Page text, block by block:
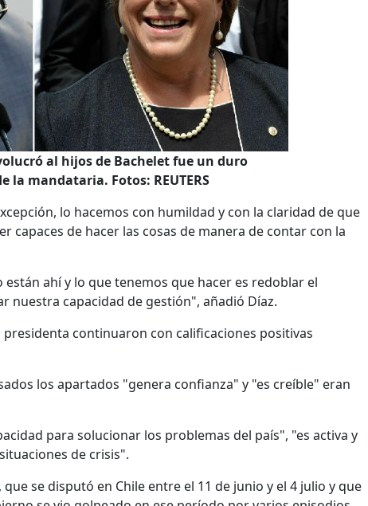
al hijos de Bachelet fue un duro
la mandataria. Fotos: REUTERS
lo hacemos con humildad y con la claridad de que
de hacer las cosas de manera de contar con la
ahí y lo que tenemos que hacer es redoblar el
nuestra capacidad de gestión", añadió Díaz.
continuaron con calificaciones positivas
los apartados "genera confianza" y "es creíble" eran
para solucionar los problemas del país", "es activa y
de crisis".
se disputó en Chile entre el 11 de junio y el 4 julio y que